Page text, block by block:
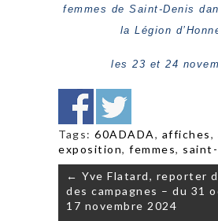
femmes de Saint-Denis
la Légion
les 23 et 24
Tags: 60ADADA, affiches,
exposition, femmes,
Navigation
de
l’article
← Yve Flatard, reporter
des campagnes – du 31
17 novembre 2024